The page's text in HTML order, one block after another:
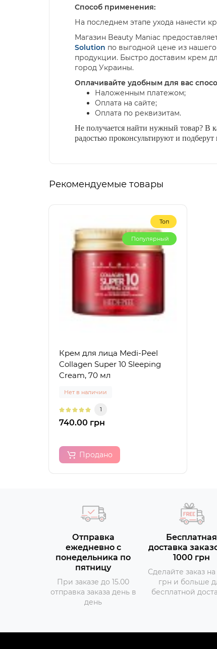
Способ применения:
На последнем этапе ухода нанести
Магазин Beauty Maniac
Solution по выгодной цене из
продукции. Быстро доставим крем
город Украины.
Оплачивайте удобным для вас
Наложенным платежом;
Оплата на сайте;
Оплата по реквизитам.
Не получается найти нужный товар? В
радостью проконсультируют и
Рекомендуемые товары
Топ
Популярный
Крем для лица Medi-Peel
Collagen Super 10 Sleeping
Cream, 70 мл
Нет в наличии
1
740.00 грн
Продано
Отправка
ежедневно с
понедельника по
пятницу
При заказе до 15.00
отправка заказа день в
день
Бесплатная
доставка
1000 грн
Сделайте заказ на
грн и больше
бесплатной